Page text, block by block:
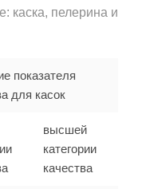
каска, пелерина и
показателя
для касок
высшей
категории
качества